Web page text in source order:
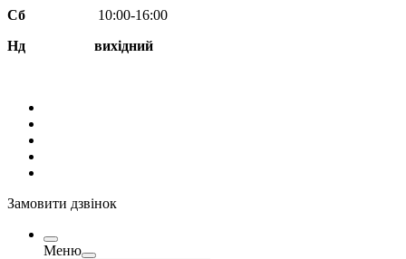
Сб
10:00-16:00
Нд вихідний
Замовити дзвінок
Меню